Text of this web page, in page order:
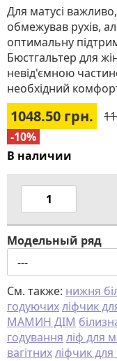
Для матусі
обмежував рухів,
оптимальну
Бюстгальтер для
невід'ємною
необхідний
1048.50 грн.
-10%
В наличии
Модельный ряд
См. также: нижня
годуючихліфчик
МАМИН ДІМ
годування ліф для
вагітнихліфчик